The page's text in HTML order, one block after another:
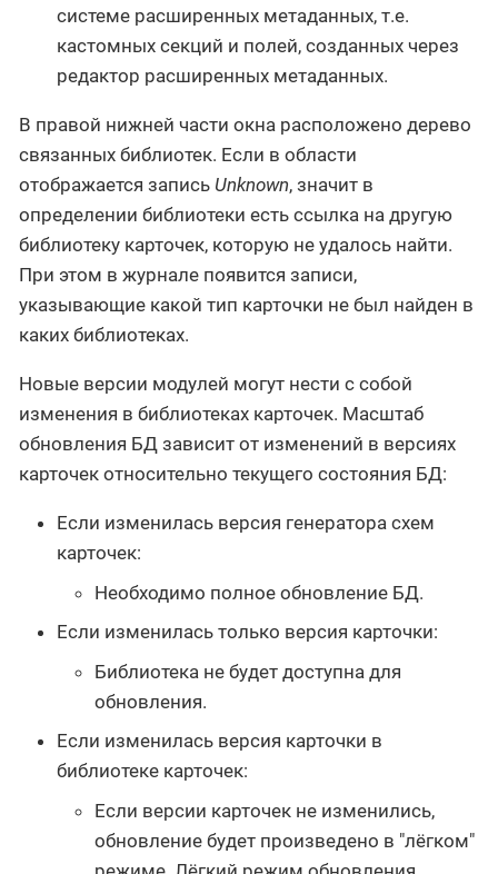
системе расширенных метаданных, т.е.
кастомных секций и полей, созданных через
редактор расширенных метаданных.
В правой нижней части окна расположено дерево
связанных библиотек. Если в области
отображается запись Unknown, значит в
определении библиотеки есть ссылка на другую
библиотеку карточек, которую не удалось найти.
При этом в журнале появится записи,
указывающие какой тип карточки не был найден в
каких библиотеках.
Новые версии модулей могут нести с собой
изменения в библиотеках карточек. Масштаб
обновления БД зависит от изменений в версиях
карточек относительно текущего состояния БД:
Если изменилась версия генератора схем
карточек:
Необходимо полное обновление БД.
Если изменилась только версия карточки:
Библиотека не будет доступна для
обновления.
Если изменилась версия карточки в
библиотеке карточек:
Если версии карточек не изменились,
обновление будет произведено в "лёгком"